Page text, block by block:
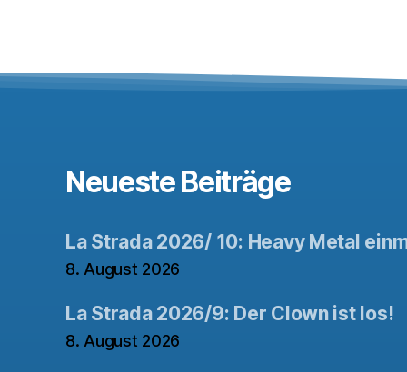
Neueste Beiträge
La Strada 2026/ 10: Heavy Metal
8. August 2026
La Strada 2026/9: Der Clown ist los!
8. August 2026